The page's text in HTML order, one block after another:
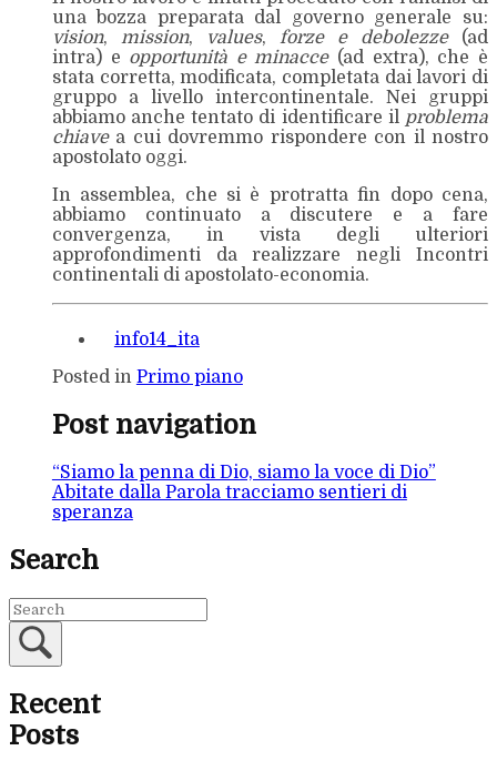
una bozza preparata dal governo generale su:
vision, mission, values, forze e debolezze(ad
intra) e opportunità e minacce(ad extra), che è
stata corretta, modificata, completata dai lavori di
gruppo a livello intercontinentale. Nei gruppi
abbiamo anche tentato di identificare il problema
chiavea cui dovremmo rispondere con il nostro
apostolato oggi.
In assemblea, che si è protratta fin dopo cena,
abbiamo continuato a discutere e a fare
convergenza, in vista degli ulteriori
approfondimenti da realizzare negli Incontri
continentali di apostolato-economia.
info14_ita
Posted in Primo piano
Post navigation
“Siamo la penna di Dio, siamo la voce di Dio”
Abitate dalla Parola tracciamo sentieri di
speranza
Search
Recent
Posts